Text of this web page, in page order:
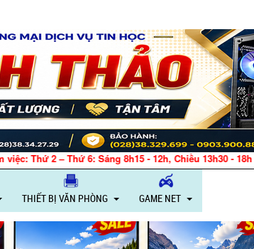
6: Sáng 8h15 - 12h, Chiều 13h30 - 18h – Thứ 7: Sáng
THIẾT BỊ VĂN PHÒNG GAME NET